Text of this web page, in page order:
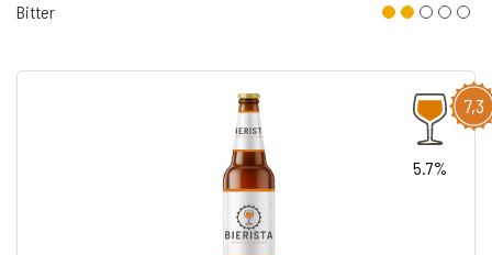
Bitter
7,3
5.7%